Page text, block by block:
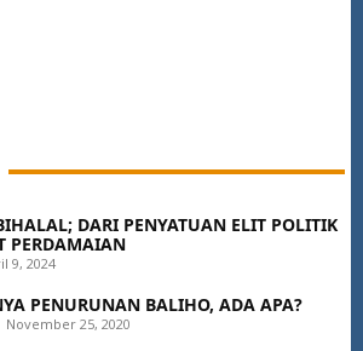
DARI PENYATUAN ELIT POLITIK
PERDAMAIAN
9, 2024
PENURUNAN BALIHO, ADA APA?
November 25, 2020